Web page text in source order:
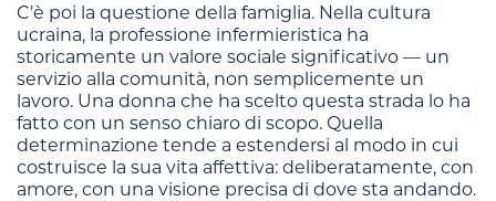
C’è poi la questione della famiglia. Nella cultura
ucraina, la professione infermieristica ha
storicamente un valore sociale significativo — un
servizio alla comunità, non semplicemente un
lavoro. Una donna che ha scelto questa strada lo ha
fatto con un senso chiaro di scopo. Quella
determinazione tende a estendersi al modo in cui
costruisce la sua vita affettiva: deliberatamente, con
amore, con una visione precisa di dove sta andando.